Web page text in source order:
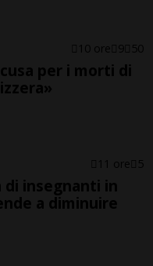
10 ore 9 50
per i morti di
11 ore 5
di insegnanti in
a diminuire